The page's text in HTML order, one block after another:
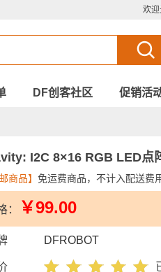
欢
DF创客社区 促销活
I2C 8×16 RGB LED点
商品】 免运费商品，不计入配送费
： ￥99.00
DFROBOT